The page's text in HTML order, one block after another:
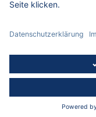
Anfahrt
Lizenzhinweise Dritter
© 2026, Deutsche